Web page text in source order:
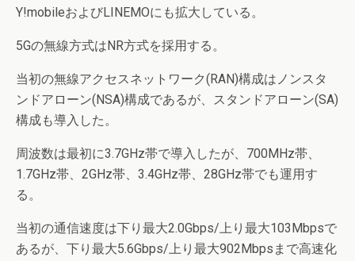
Y!mobileおよびLINEMOにも拡大している。
5Gの無線方式はNR方式を採用する。
当初の無線アクセスネットワーク(RAN)構成はノンスタ
ンドアローン(NSA)構成であるが、スタンドアローン(SA)
構成も導入した。
周波数は最初に3.7GHz帯で導入したが、700MHz帯、
1.7GHz帯、2GHz帯、3.4GHz帯、28GHz帯でも運用す
る。
当初の通信速度は下り最大2.0Gbps/上り最大103Mbpsで
あるが、下り最大5.6Gbps/上り最大902Mbpsまで高速化